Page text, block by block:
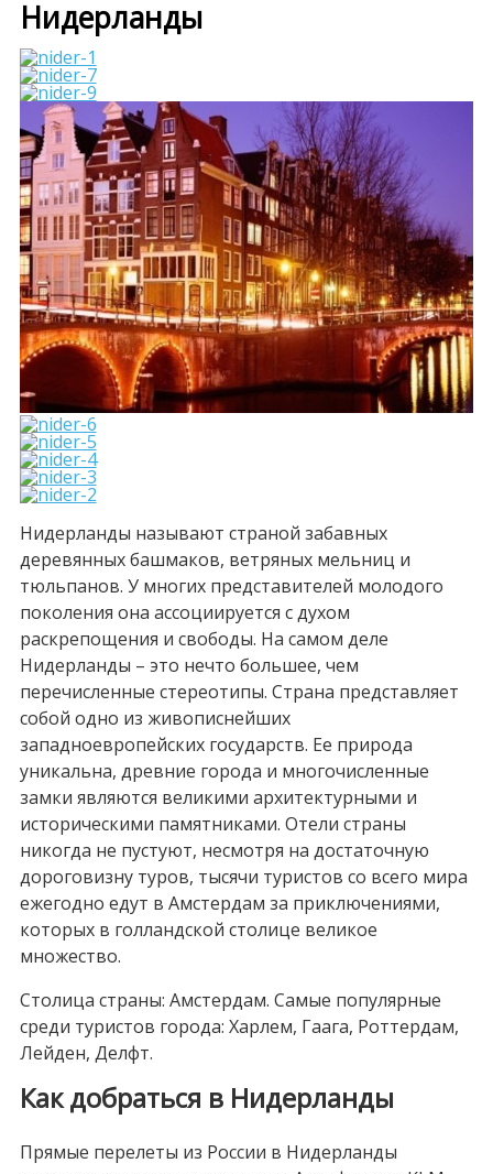
Нидерланды
Нидерланды называют страной забавных
деревянных башмаков, ветряных мельниц и
тюльпанов. У многих представителей молодого
поколения она ассоциируется с духом
раскрепощения и свободы. На самом деле
Нидерланды – это нечто большее, чем
перечисленные стереотипы. Страна представляет
собой одно из живописнейших
западноевропейских государств. Ее природа
уникальна, древние города и многочисленные
замки являются великими архитектурными и
историческими памятниками. Отели страны
никогда не пустуют, несмотря на достаточную
дороговизну туров, тысячи туристов со всего мира
ежегодно едут в Амстердам за приключениями,
которых в голландской столице великое
множество.
Столица страны: Амстердам. Самые популярные
среди туристов города: Харлем, Гаага, Роттердам,
Лейден, Делфт.
Как добраться в Нидерланды
Прямые перелеты из России в Нидерланды